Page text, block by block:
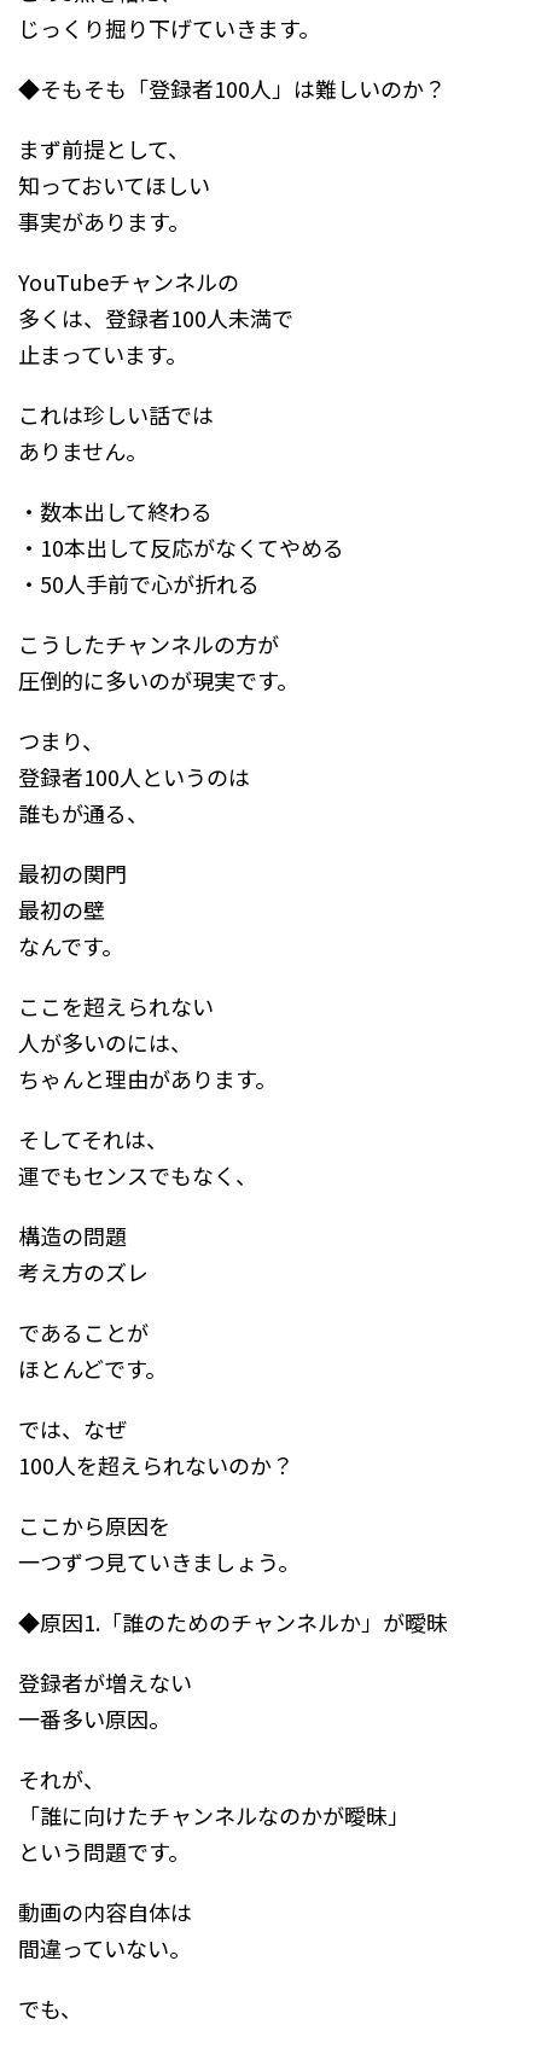
じっくり掘り下げていきます。
◆そもそも「登録者100人」は難しいのか？
まず前提として、
知っておいてほしい
事実があります。
YouTubeチャンネルの
多くは、登録者100人未満で
止まっています。
これは珍しい話では
ありません。
・数本出して終わる
・10本出して反応がなくてやめる
・50人手前で心が折れる
こうしたチャンネルの方が
圧倒的に多いのが現実です。
つまり、
登録者100人というのは
誰もが通る、
最初の関門
最初の壁
なんです。
ここを超えられない
人が多いのには、
ちゃんと理由があります。
そしてそれは、
運でもセンスでもなく、
構造の問題
考え方のズレ
であることが
ほとんどです。
では、なぜ
100人を超えられないのか？
ここから原因を
一つずつ見ていきましょう。
◆原因1.「誰のためのチャンネルか」が曖昧
登録者が増えない
一番多い原因。
それが、
「誰に向けたチャンネルなのかが曖昧」
という問題です。
動画の内容自体は
間違っていない。
でも、